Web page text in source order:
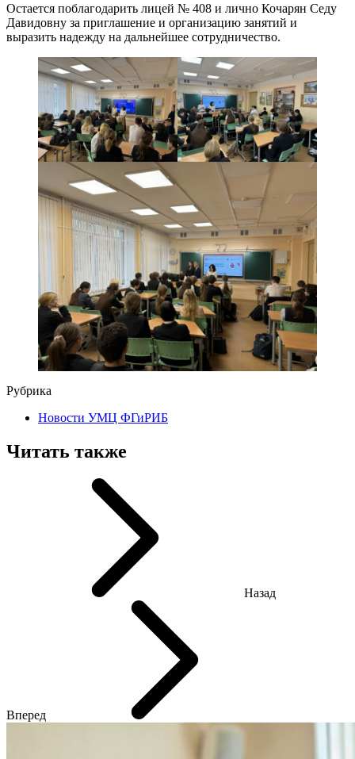
Остается поблагодарить лицей № 408 и лично Кочарян Седу
Давидовну за приглашение и организацию занятий и
выразить надежду на дальнейшее сотрудничество.
Рубрика
Новости УМЦ ФГиРИБ
Читать также
Назад
Вперед